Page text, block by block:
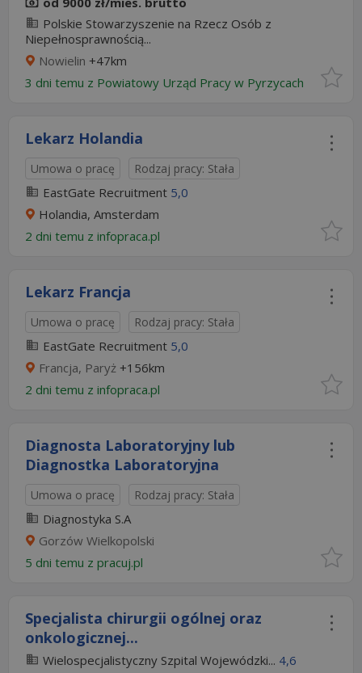
Polskie Stowarzyszenie na Rzecz Osób z
Niepełnosprawnością...
Nowielin +47km
3 dni temu z Powiatowy Urząd Pracy w Pyrzycach
Lekarz Holandia
Umowa o pracę Rodzaj pracy: Stała
EastGate Recruitment 5,0
Holandia, Amsterdam
2 dni temu z infopraca.pl
Lekarz Francja
Umowa o pracę Rodzaj pracy: Stała
EastGate Recruitment 5,0
Francja, Paryż +156km
2 dni temu z infopraca.pl
Diagnosta Laboratoryjny lub
Diagnostka Laboratoryjna
Umowa o pracę Rodzaj pracy: Stała
Diagnostyka S.A
Gorzów Wielkopolski
5 dni temu z pracuj.pl
Specjalista chirurgii ogólnej oraz
onkologicznej...
Wielospecjalistyczny Szpital Wojewódzki... 4,6